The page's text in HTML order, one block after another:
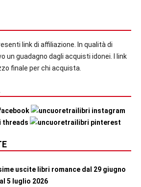
link di affiliazione. In qualità di
un guadagno dagli acquisti idonei. I link
finale per chi acquista.
uscite libri romance dal 29 giugno
5 luglio 2026